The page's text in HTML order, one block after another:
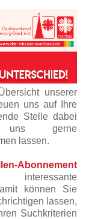
unserer
uns auf Ihre
Stelle dabei
gerne
lassen.
Abonnement
können Sie
lassen,
Suchkriterien